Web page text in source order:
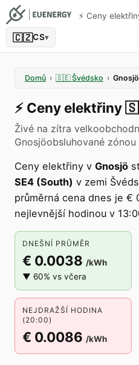
⚡️ Ceny
🇨🇿CS▾
Domů › 🇸🇪 Švédsko › Gnosjö
⚡️ Ceny elektřiny
Živé na zítra
Gnosjöobsluhované zónou
Ceny elektřiny v Gnosjö
SE4 (South) v zemi
průměrná cena dnes je €
nejlevnější hodinou v
DNEŠNÍ PRŮMĚR
€ 0.0038 /kWh
▼ 60% vs včera
NEJDRAŽŠÍ HODINA
(20:00)
€ 0.0086 /kWh